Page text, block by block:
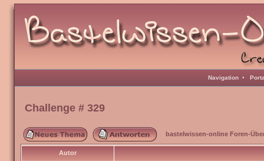
Navigation •
Challenge # 329
bastelwissen-online Foren-
Autor